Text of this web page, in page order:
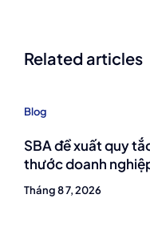
Related articles
Blog
SBA đề xuất quy
thước doanh
Tháng 8 7, 2026